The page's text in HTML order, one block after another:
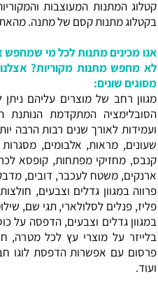
קטלוג המתנות המעוצבות
בקטלוג מתנות קסם של מתנה.
אנו מכינים מתנות לכל מי שמחפש
לא מחפש מתנות מקוריות?
מסוגים שונים:
מגוון רחב של מוצרים עליהם
הסובלימציה המתקדמת הנותנת
ועמידות לאורך שנים רבות הרבה
שעונים, מראות, אלבומים,
קנבס, מחזיקי מפתחות, קופסא
ארנקים, משטח לעכבר, דובים,
פרווה במגוון גדלים וצבעים,
פליז, פנלים לסלולארי, תגי שם,
במגוון גדלים וצבעים, הדפסה על
בלייזר על מוצרי עץ לכל מטרה,
פרסום עם אפשרות הדפסת לוגו
ועוד.